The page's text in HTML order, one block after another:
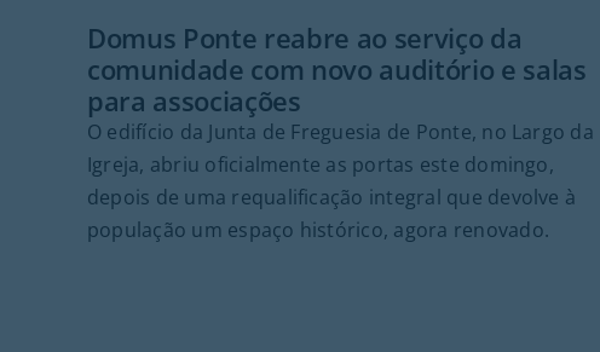
Domus Ponte reabre ao serviço da
comunidade com novo auditório e salas
para associações
O edifício da Junta de Freguesia de Ponte, no Largo da
Igreja, abriu oficialmente as portas este domingo,
depois de uma requalificação integral que devolve à
população um espaço histórico, agora renovado.